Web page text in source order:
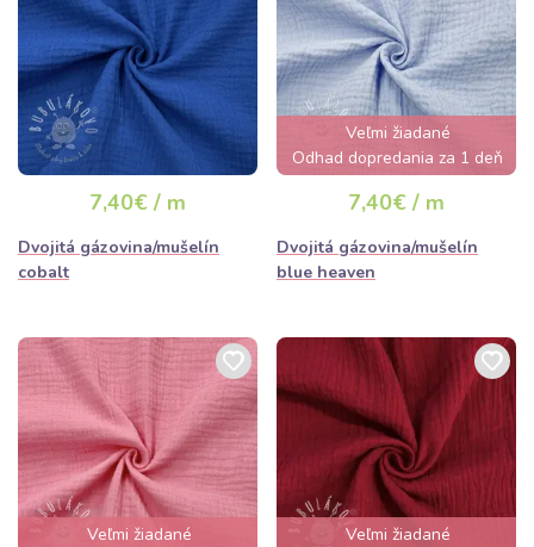
7,40€ / m
Dvojitá gázovina/mušelín
cobalt
Veľmi žiadané
Odhad dopredania za 1 deň
7,40€ / m
Dvojitá gázovina/mušelín
blue heaven
Veľmi žiadané
Veľmi žiadané